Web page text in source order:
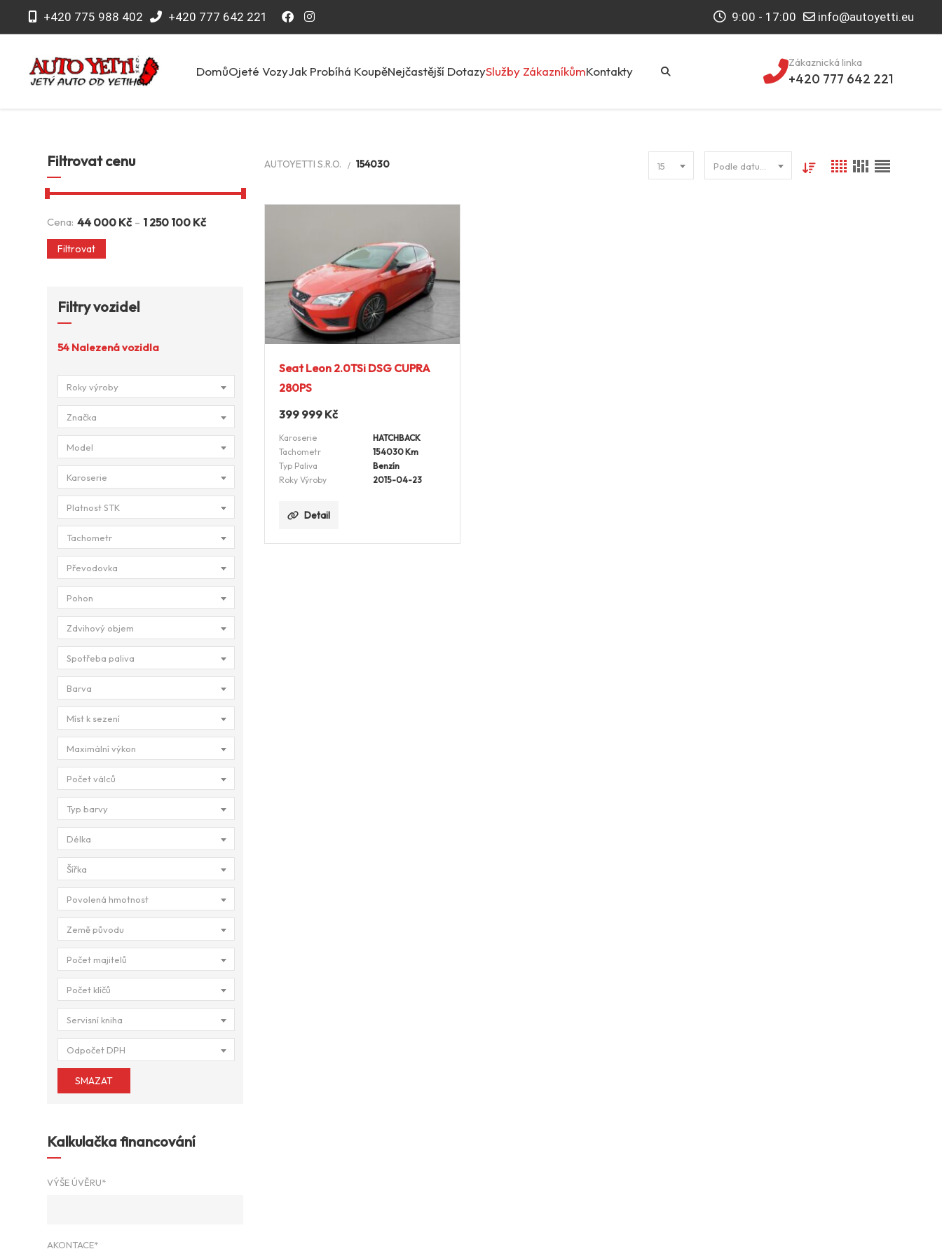
+420 775 988 402 +420 777 642 221 9:00 - 17:00 info@autoyetti.eu
DomůOjeté VozyJak Probíhá KoupěNejčastější DotazySlužby ZákazníkůmKontakty
Zákaznická linka
+420 777 642 221
Filtrovat cenu
Cena: 44 000 Kč - 1 250 100 Kč
Filtrovat
Filtry vozidel
54 Nalezená vozidla
Roky výroby
Značka
Model
Karoserie
Platnost STK
Tachometr
Převodovka
Pohon
Zdvihový objem
Spotřeba paliva
Barva
Míst k sezení
Maximální výkon
Počet válců
Typ barvy
Délka
Šířka
Povolená hmotnost
Země původu
Počet majitelů
Počet klíčů
Servisní kniha
Odpočet DPH
SMAZAT
Kalkulačka financování
VÝŠE ÚVĚRU*
AKONTACE*
AUTOYETTI S.R.O. 154030 15
Seat Leon 2.0TSi DSG CUPRA
280PS
399 999 Kč
Karoserie
HATCHBACK
Tachometr
154030 Km
Typ Paliva
Benzín
Roky Výroby
2015-04-23
Detail